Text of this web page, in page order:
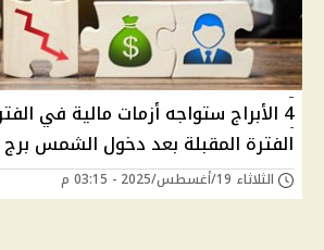
4 الأبراج ستواجه أزمات مالية في
الفترة المقبلة بعد دخول الشمس برج
الثلاثاء 19/أغسطس/2025 - 03:15 م